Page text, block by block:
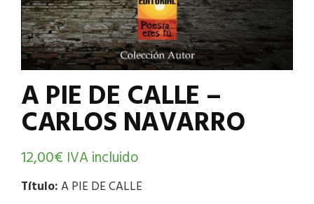
A PIE DE CALLE –
CARLOS NAVARRO
12,00€ IVA incluido
Título:A PIE DE CALLE